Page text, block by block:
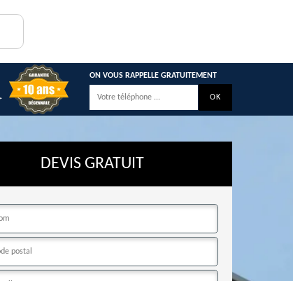
ON VOUS RAPPELLE GRATUITEMENT
DEVIS GRATUIT